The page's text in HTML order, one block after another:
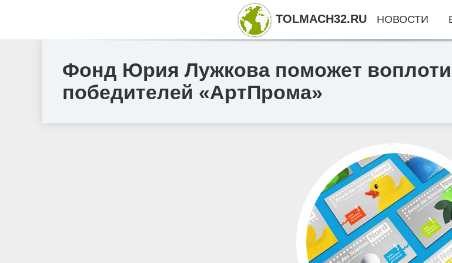
Фонд Юрия Лужкова поможет
победителей «АртПрома»
TOLMACH32.RU НОВОСТИ